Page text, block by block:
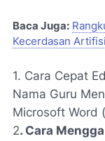
Baca Juga:
Kecerdasan
1. Cara Cepat
Nama Guru
Microsoft Word (
2. Cara